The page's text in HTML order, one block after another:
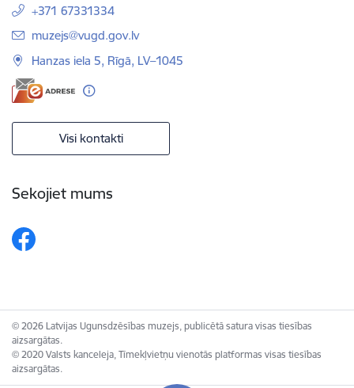
+371 67331334
E-pasts:
muzejs@vugd.gov.lv
Hanzas iela 5, Rīgā, LV–1045
Visi kontakti
Sekojiet mums
© 2026 Latvijas Ugunsdzēsības muzejs, publicētā satura visas tiesības
aizsargātas.
© 2020 Valsts kanceleja, Tīmekļvietņu vienotās platformas visas tiesības
aizsargātas.